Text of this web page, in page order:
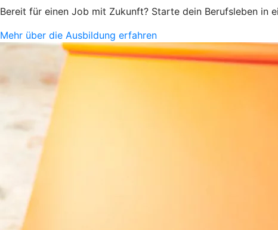
Bereit für einen Job mit Zukunft? Starte dein Berufsleben in
Mehr über die Ausbildung erfahren